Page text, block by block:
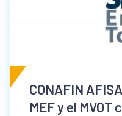
CONAFIN
MEF y el MVOT